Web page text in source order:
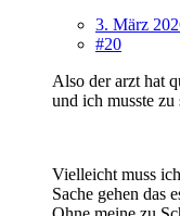
3. März
#20
Also der arzt hat
und ich musste
Vielleicht muss
Sache gehen das